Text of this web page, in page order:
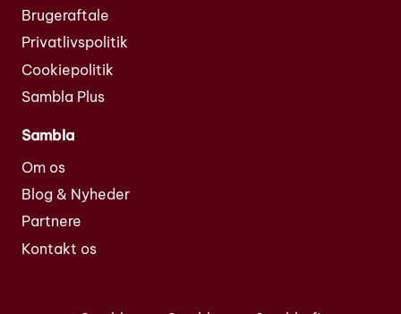
Brugeraftale
Privatlivspolitik
Cookiepolitik
Sambla Plus
Sambla
Om os
Blog & Nyheder
Partnere
Kontakt os